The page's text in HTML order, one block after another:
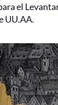
el
UU.AA.